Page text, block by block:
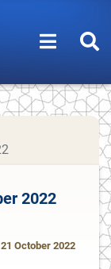
2022
21 October 2022